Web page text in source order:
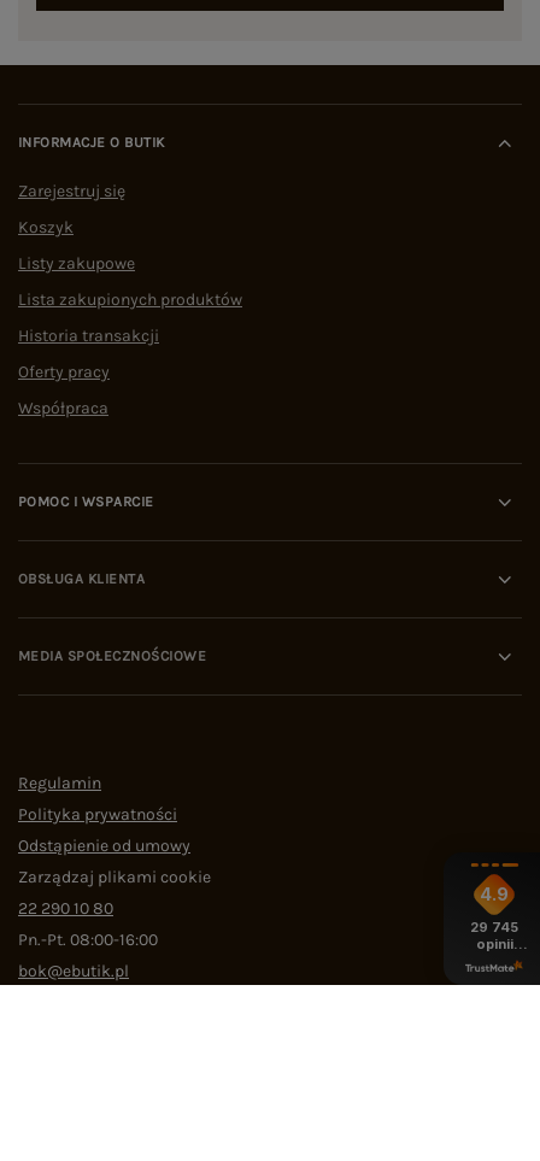
INFORMACJE O BUTIK
Zarejestruj się
Koszyk
Listy zakupowe
Lista zakupionych produktów
Historia transakcji
Oferty pracy
Współpraca
POMOC I WSPARCIE
OBSŁUGA KLIENTA
MEDIA SPOŁECZNOŚCIOWE
Regulamin
Polityka prywatności
Odstąpienie od umowy
Zarządzaj plikami cookie
22 290 10 80
Pn.-Pt. 08:00-16:00
bok@ebutik.pl
4.9
29 745
opinii
z całego